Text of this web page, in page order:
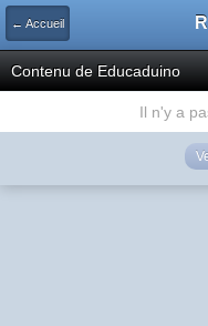
← Accueil
Contenu de Educaduino
Il n'y a